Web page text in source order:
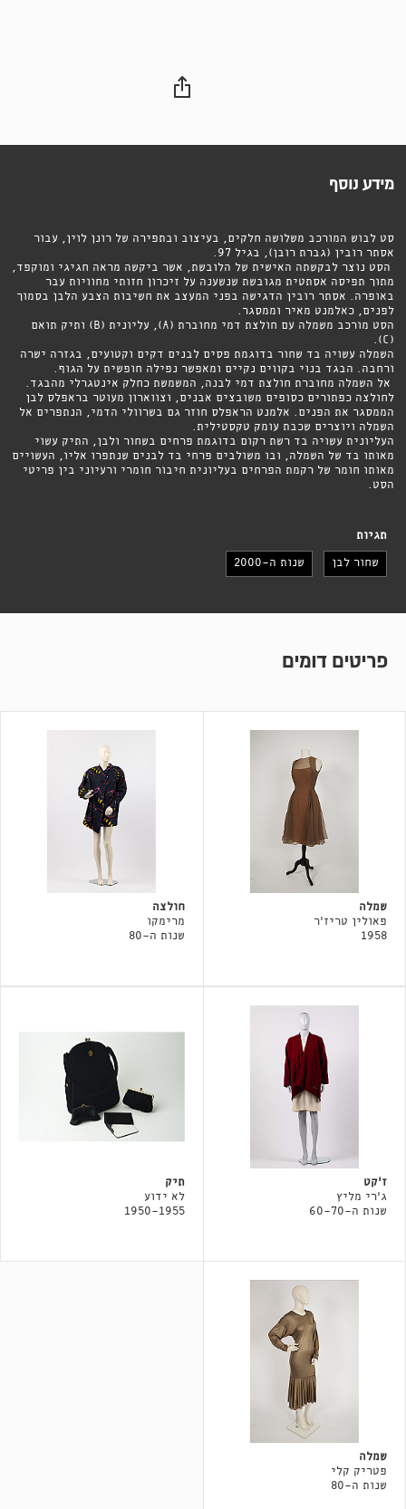
מידע נוסף
סט לבוש המורכב משלושה חלקים, בעיצוב ובתפירה של רונן לוין, עבור
אסתר רובין (גברת רובן), בגיל 97.
הסט נוצר לבקשתה האישית של הלובשת, אשר ביקשה מראה חגיגי ומוקפד,
מתוך תפיסה אסתטית מגובשת שנשענה על זיכרון חזותי מחוויות עבר
באופרה. אסתר רובין הדגישה בפני המעצב את חשיבות הצבע הלבן בסמוך
לפנים, כאלמנט מאיר וממסגר.
הסט מורכב משמלה עם חולצת דמי מחוברת (A), עליונית (B) ותיק תואם
(C).
השמלה עשויה בד שחור בדוגמת פסים לבנים דקים וקטועים, בגזרה ישרה
ורחבה. הבגד בנוי בקווים נקיים ומאפשר נפילה חופשית על הגוף.
אל השמלה מחוברת חולצת דמי לבנה, המשמשת כחלק אינטגרלי מהבגד.
לחולצה כפתורים כסופים משובצים אבנים, וצווארון מעוטר בראפלס לבן
הממסגר את הפנים. אלמנט הראפלס חוזר גם בשרוולי הדמי, הנתפרים אל
השמלה ויוצרים שכבת עומק טקסטילית.
העליונית עשויה בד רשת רקום בדוגמת פרחים בשחור ולבן, התיק עשוי
מאותו בד של השמלה, ובו משולבים פרחי בד לבנים שנתפרו אליו, העשויים
מאותו חומר של רקמת הפרחים בעליונית חיבור חומרי ורעיוני בין פריטי
הסט.
תגיות
שחור לבן שנות ה-2000
פריטים דומים
שמלה
פאולין טריז'ר
1958
חולצה
מרימקו
שנות ה-80
ז'קט
ג'רי מליץ
שנות ה-60-70
תיק
לא ידוע
1950-1955
שמלה
פטריק קלי
שנות ה-80